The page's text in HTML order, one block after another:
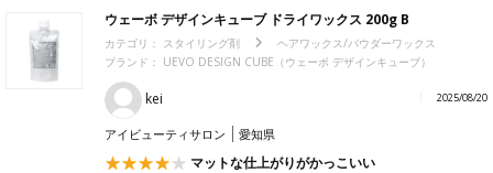
ウェーボ デザインキューブ ドライワックス 200g B
カテゴリ： スタイリング剤
ヘアワックス/パウダーワックス
ブランド： UEVO DESIGN CUBE（ウェーボ デザインキューブ）
kei 2025/08/20
アイビューティサロン 愛知県
マットな仕上がりがかっこいい